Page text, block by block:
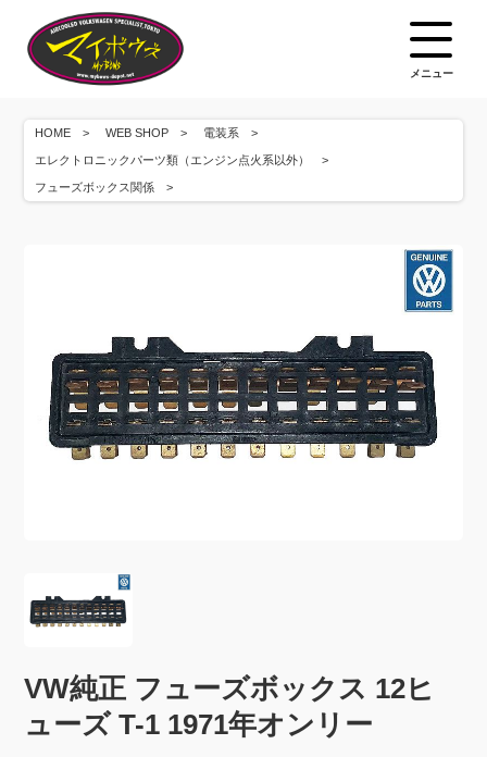
メニュー
HOME WEB SHOP 電装系
エレクトロニックパーツ類（エンジン点火系以外）
フューズボックス関係
VW純正 フューズボックス 12ヒ
ューズ T-1 1971年オンリー